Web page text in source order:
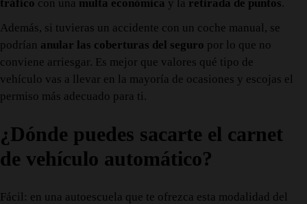
tráfico con una multa económica y la retirada de puntos.
Además, si tuvieras un accidente con un coche manual, se
podrían anular las coberturas del seguro por lo que no
conviene arriesgar. Es mejor que valores qué tipo de
vehículo vas a llevar en la mayoría de ocasiones y escojas el
permiso más adecuado para ti.
¿Dónde puedes sacarte el carnet
de vehículo automático?
Fácil: en una autoescuela que te ofrezca esta modalidad del